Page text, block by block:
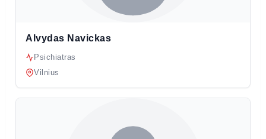
Alvydas Navickas
Psichiatras
Vilnius